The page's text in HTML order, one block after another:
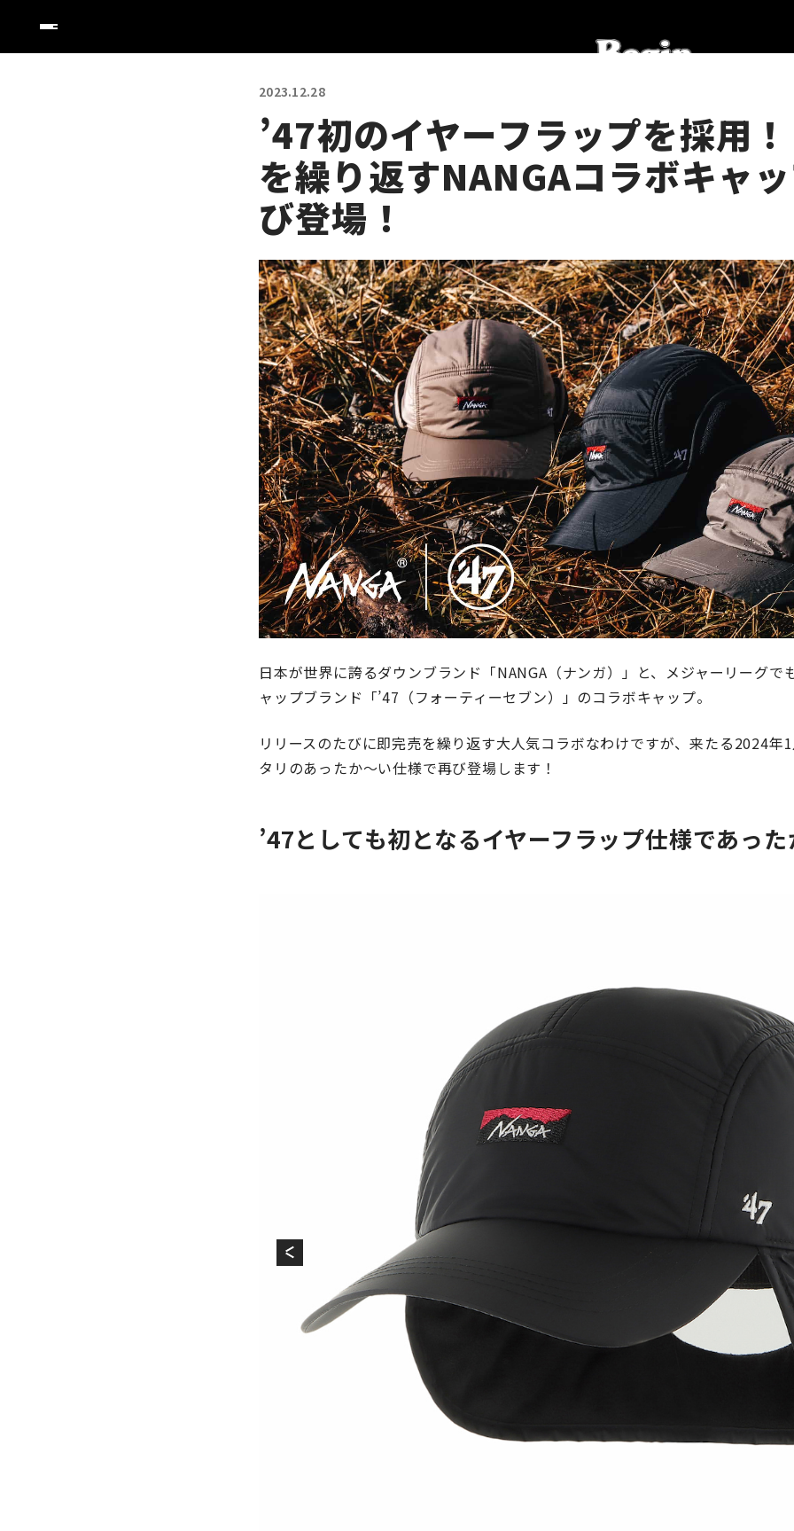
2023.12.28
’47初のイヤーフラップを採用
を繰り返すNANGAコラボキャ
び登場！
日本が世界に誇るダウンブランド「NANGA（ナンガ）」と、メジャーリーグで
ャップブランド「’47（フォーティーセブン）」のコラボキャップ。
リリースのたびに即完売を繰り返す大人気コラボなわけですが、来たる2024年
タリのあったか～い仕様で再び登場します！
’47としても初となるイヤーフラップ仕様であっ